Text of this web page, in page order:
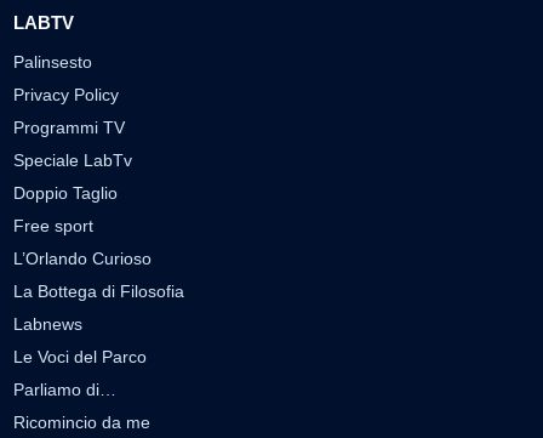
LABTV
Palinsesto
Privacy Policy
Programmi TV
Speciale LabTv
Doppio Taglio
Free sport
L’Orlando Curioso
La Bottega di Filosofia
Labnews
Le Voci del Parco
Parliamo di…
Ricomincio da me